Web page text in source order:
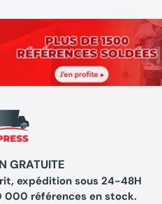
GRATUITE
expédition sous 24-48H
000 références en stock.